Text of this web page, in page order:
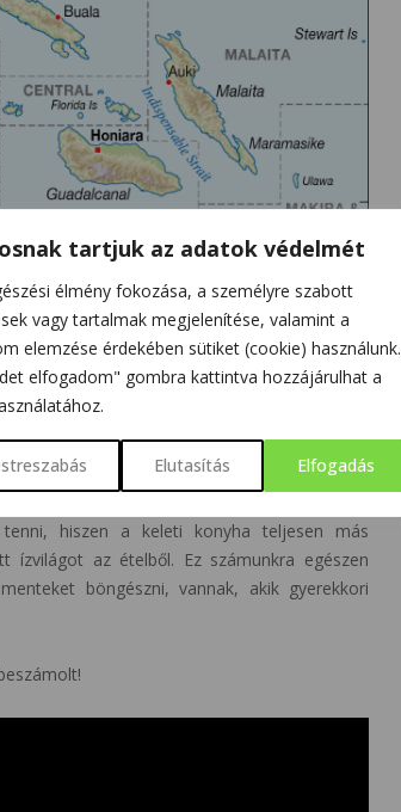
tartjuk az adatok védelmét
élmény fokozása, a személyre szabott
vagy tartalmak megjelenítése, valamint a
elemzése érdekében sütiket (cookie) használunk.
elfogadom" gombra kattintva hozzájárulhat a
Elutasítás Elfogadás
Honiarától nem messze? Főleg erre
is nagy lehet, hisz elkezdtek alkudni rá,
a csirkéhez hasonlítható – innen a név – bár
hiszen a keleti konyha teljesen más
az ételből. Ez számunkra egészen
böngészni, vannak, akik gyerekkori